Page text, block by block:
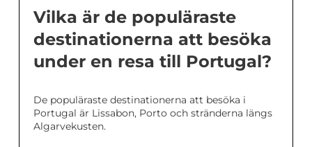
Vilka är de populäraste
destinationerna att besöka
under en resa till Portugal?
De populäraste destinationerna att besöka i
Portugal är Lissabon, Porto och stränderna längs
Algarvekusten.